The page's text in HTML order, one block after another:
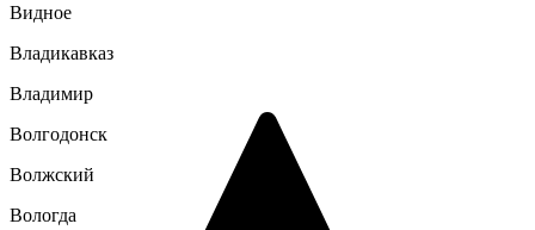
Видное
Владикавказ
Владимир
Волгодонск
Волжский
Вологда